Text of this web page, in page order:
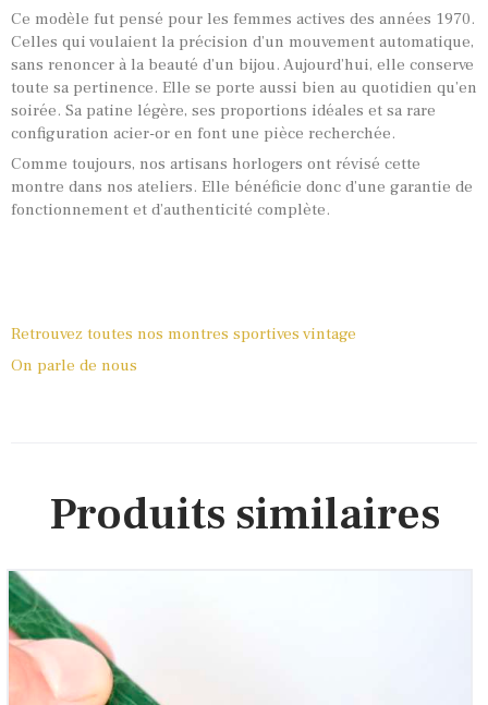
Ce modèle fut pensé pour les femmes actives des années 1970.
Celles qui voulaient la précision d’un mouvement automatique,
sans renoncer à la beauté d’un bijou. Aujourd’hui, elle conserve
toute sa pertinence. Elle se porte aussi bien au quotidien qu’en
soirée. Sa patine légère, ses proportions idéales et sa rare
configuration acier-or en font une pièce recherchée.
Comme toujours, nos artisans horlogers ont révisé cette
montre dans nos ateliers. Elle bénéficie donc d’une garantie de
fonctionnement et d’authenticité complète.
Retrouvez toutes nos montres sportives vintage
On parle de nous
Produits similaires